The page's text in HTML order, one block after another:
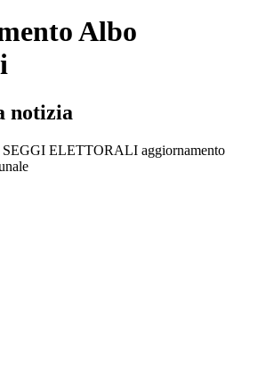
Albo
notizia
ELETTORALI aggiornamento